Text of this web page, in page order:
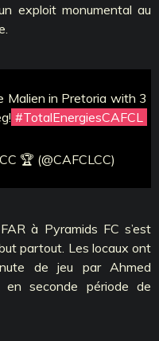
exploit monumental au
Malien in Pretoria with 3
#TotalEnergiesCAFCL
🏆 (@CAFCLCC)
à Pyramids FC s’est
partout. Les locaux ont
de jeu par Ahmed
en seconde période de